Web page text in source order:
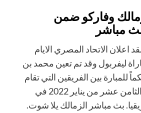
وفاركو ضمن
مباشر
اعلان الاتحاد المصري الايام
ليفربول وقد تم تعين محمد بن
للمبارة بين الفريقين التي تقام
اليوم الأحد الموافق الثامن عشر من يناير 2022 في
بث مباشر الزمالك يلا شوت.